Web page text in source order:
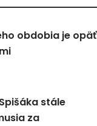
obdobia je opäť
stále
za